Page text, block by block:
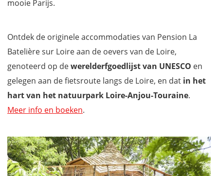
Chambres d'hôtes du Château
Wil jij ook niets missen tijdens je verblijf in Normandië?
mooie Parijs.
Ontdek de originele accommodaties van Pension La
Batelière sur Loire aan de oevers van de Loire,
genoteerd op dewerelderfgoedlijst van UNESCO en
gelegen aan de fietsroute langs de Loire, en dat in het
hart van het natuurpark Loire-Anjou-Touraine.
Meer info en boeken.